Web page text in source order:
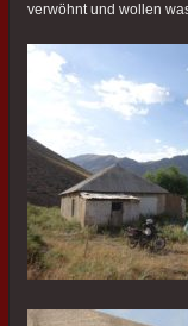
verwöhnt und wollen